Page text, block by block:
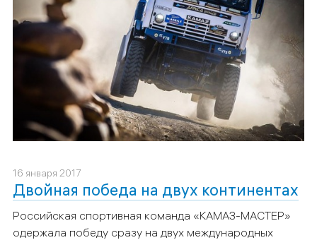
16 января 2017
Двойная победа на двух континентах
Российская спортивная команда «КАМАЗ-МАСТЕР»
одержала победу сразу на двух международных